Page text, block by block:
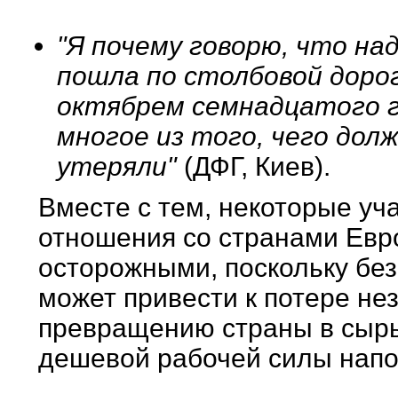
"Я почему говорю, что
пошла по столбовой
октябрем семнадцатого
многое из того, чего
утеряли"(ДФГ, Киев).
Вместе с тем, некоторые
отношения со странами
осторожными, поскольку
может привести к потере
превращению страны в
дешевой рабочей силы